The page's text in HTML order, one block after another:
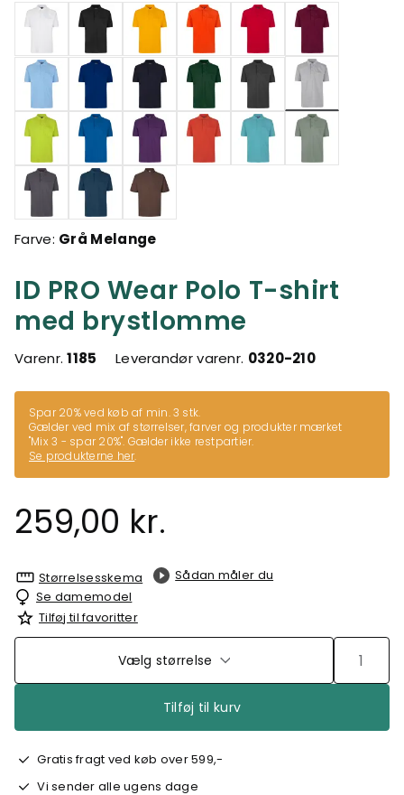
ID PRO Wear Polo T-shirt
med brystlomme
Varenr.1185 Leverandør varenr. 0320-210
Spar 20% ved køb af min. 3 stk.
Gælder ved mix af størrelser, farver og produkter mærket
"Mix 3 - spar 20%". Gælder ikke restpartier.
Se produkterne her.
259,00 kr.
valgte
Farve: Grå Melange
Størrelsesskema
Sådan måler du
Se damemodel
Tilføj til favoritter
Vælg størrelse
Tilføj til kurv
Gratis fragt ved køb over 599,-
Vi sender alle ugens dage